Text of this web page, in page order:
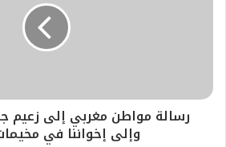
رسالة مواطن مغربي إلى زعيم
وإلى إخواننا في